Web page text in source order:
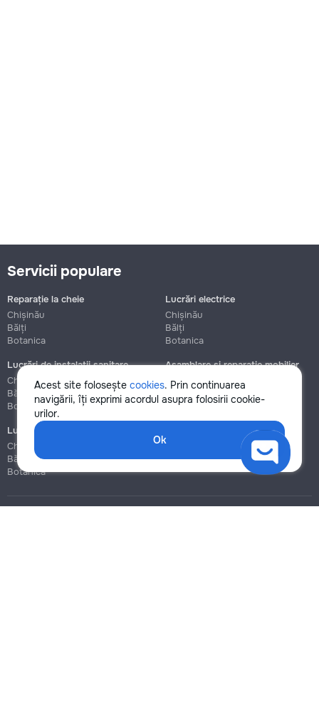
Acest site folosește cookies. Prin continuarea
navigării, îți exprimi acordul asupra folosirii cookie-
urilor.
Ok
Servicii populare
Reparație la cheie
Chișinău
Bălți
Botanica
Lucrări electrice
Chișinău
Bălți
Botanica
Lucrări de instalații sanitare
Chișinău
Bălți
Botanica
Asamblare și reparație mobilier
Chișinău
Botanica
Lucrări de construcție și instalare
Chișinău
Bălți
Botanica